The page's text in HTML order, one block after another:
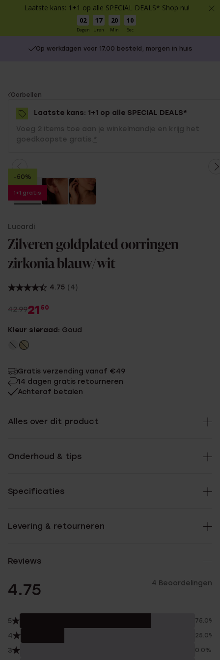
Laatste kans: 1+1 op alle SPECIAL DEALS* Shop nu!
02
Dagen
17
Uren
20
Min
10
Sec
Op werkdagen voor 17.00 besteld, morgen in huis
You
are
here:
Oorbellen
Laatste kans: 1+1 op alle SPECIAL DEALS*
Voeg 2 items toe aan je winkelmandje en krijg het
goedkoopste gratis. *
-50%
1+1 gratis
Lucardi
Zilveren goldplated oorringen
zirkonia blauw/wit
4.75 (4)
42.9921 50
Kleur sieraad: Goud
Gratis verzending vanaf €49
14 dagen gratis retourneren
Achteraf betalen
Alles over dit product
Onderhoud & tips
Specificaties
Levering & retourneren
Reviews
4.75 4 Beoordelingen
5 75.0%
4 25.0%
3 0.0%